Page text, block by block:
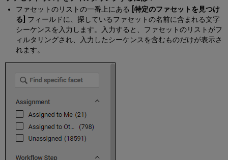
ー
プ
ニ
ン
グ
リ
レ
ビ
ュ
ファセットのリストの一番上にある
[特定のファセットを見つけ
る]
フィールドに、探しているファセットの名前に含まれる文字
シーケンスを入力します。入力すると、ファセットのリストがフ
ィルタリングされ、入力したシーケンスを含むものだけが表示さ
れます。